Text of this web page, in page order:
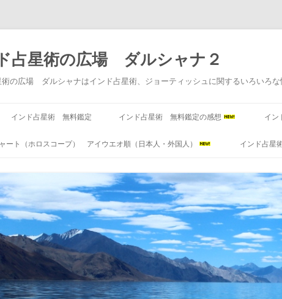
占星術の広場 ダルシャナ２
術の広場 ダルシャナはインド占星術、ジョーティッシュに関するいろいろな
ツ
へ
ッ
プ
インド占星術 無料鑑定 インド占星術 無料鑑定の感想 イン
ート（ホロスコープ） アイウエオ順（日本人・外国人） インド占星